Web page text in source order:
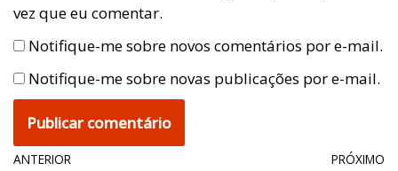
vez que eu comentar.
Notifique-me sobre novos comentários por e-mail.
Notifique-me sobre novas publicações por e-mail.
ANTERIOR PRÓXIMO